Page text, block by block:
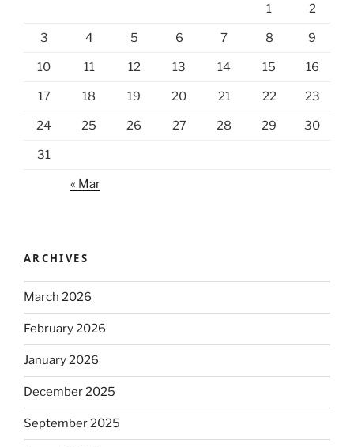
1 2
3 4 5 6 7 8 9
10 11 12 13 14 15 16
17 18 19 20 21 22 23
24 25 26 27 28 29 30
31
« Mar
ARCHIVES
March 2026
February 2026
January 2026
December 2025
September 2025